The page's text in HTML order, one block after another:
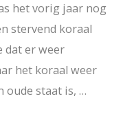
het vorig jaar nog
stervend koraal
dat er weer
het koraal weer
oude staat is, …